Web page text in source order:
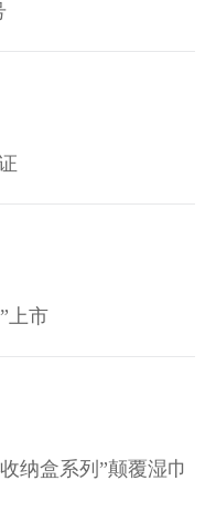
上市
纳盒系列”颠覆湿巾